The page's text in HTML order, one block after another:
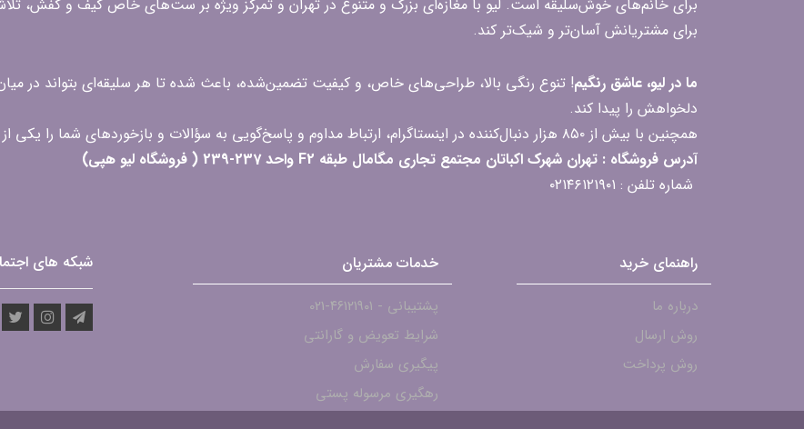
برای خانم‌های خوش‌سلیقه است. لیو با مغازه‌ای بزرگ و متنوع در تهران و تمرکز ویژه بر ست‌های خاص کیف و کفش،
برای مشتریانش آسان‌تر و شیک‌تر کند.
ما در لیو، عاشق رنگیم! تنوع رنگی بالا، طراحی‌های خاص، و کیفیت تضمین‌شده، باعث شده تا هر سلیقه‌ای بتواند در
دلخواهش را پیدا کند.
همچنین با بیش از ۸۵۰ هزار دنبال‌کننده در اینستاگرام، ارتباط مداوم و پاسخ‌گویی به سؤالات و بازخوردهای شما را یکی از افتخارات‌مان می‌دانیم
آدرس فروشگاه : تهران شهرک اکباتان مجتمع تجاری مگامال طبقه F2 واحد 237-239 ( فروشگاه لیو هپی)
شماره تلفن : ۰۲۱۴۶۱۲۱۹۰۱
راهنمای خرید
درباره ما
روش ارسال
روش پرداخت
خدمات مشتریان
پشتیبانی - ۴۶۱۲۱۹۰۱-021
شرایط تعویض و گارانتی
پیگیری سفارش
رهگیری مرسوله پستی
شبکه های